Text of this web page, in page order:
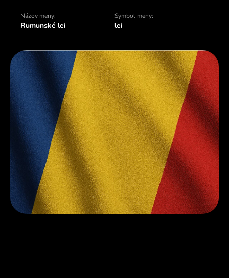
Názov meny:
Rumunské lei
Symbol meny:
lei